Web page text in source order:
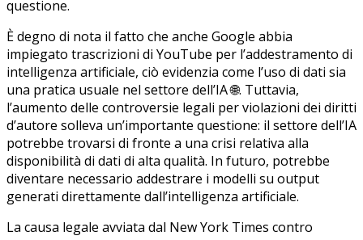
questione.
È degno di nota il fatto che anche Google abbia
impiegato trascrizioni di YouTube per l’addestramento di
intelligenza artificiale, ciò evidenzia come l’uso di dati sia
una pratica usuale nel settore dell’IA 🌐. Tuttavia,
l’aumento delle controversie legali per violazioni dei diritti
d’autore solleva un’importante questione: il settore dell’IA
potrebbe trovarsi di fronte a una crisi relativa alla
disponibilità di dati di alta qualità. In futuro, potrebbe
diventare necessario addestrare i modelli su output
generati direttamente dall’intelligenza artificiale.
La causa legale avviata dal New York Times contro